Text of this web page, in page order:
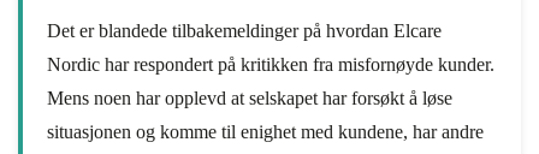
Det er blandede tilbakemeldinger på hvordan Elcare
Nordic har respondert på kritikken fra misfornøyde kunder.
Mens noen har opplevd at selskapet har forsøkt å løse
situasjonen og komme til enighet med kundene, har andre